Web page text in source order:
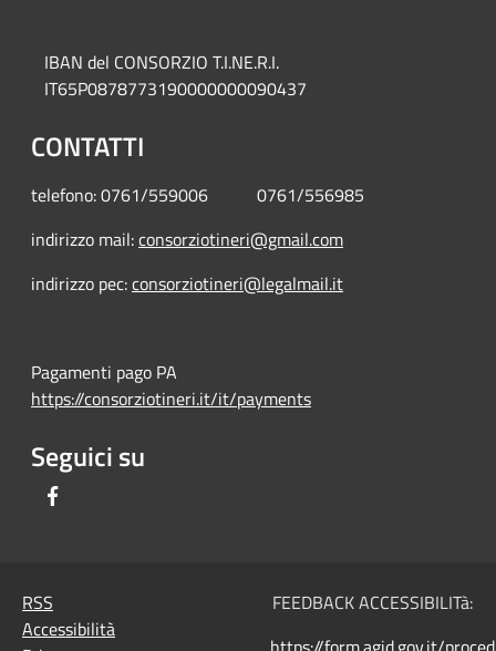
IBAN del CONSORZIO T.I.NE.R.I.
IT65P0878773190000000090437
CONTATTI
telefono: 0761/559006 0761/556985
indirizzo mail:consorziotineri@gmail.com
indirizzo pec:consorziotineri@legalmail.it
Pagamenti pago PA
https://consorziotineri.it/it/payments
Seguici su
RSS
Accessibilità
FEEDBACK ACCESSIBILITà: